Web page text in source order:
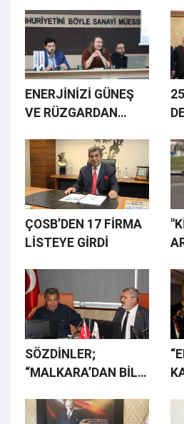
SONRA E-TİCARETE
DE SIÇRADI
ENERJİNİZİ GÜNEŞ
VE RÜZGARDAN
KARŞILARSINIZ?
ÇOSB’DEN 17 FİRMA
LİSTEYE GİRDİ
SÖZDİNLER;
“MALKARA’DAN BİLE
İŞÇİ BULAMIYORUZ”